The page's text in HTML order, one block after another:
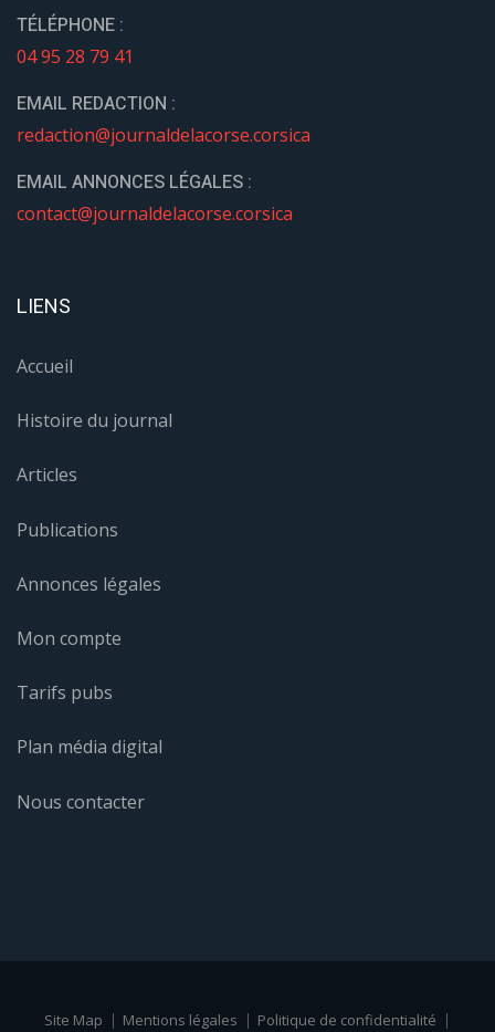
TÉLÉPHONE :
04 95 28 79 41
EMAIL REDACTION :
redaction@journaldelacorse.corsica
EMAIL ANNONCES LÉGALES :
contact@journaldelacorse.corsica
LIENS
Accueil
Histoire du journal
Articles
Publications
Annonces légales
Mon compte
Tarifs pubs
Plan média digital
Nous contacter
Site Map Mentions légales
Politique de confidentialité